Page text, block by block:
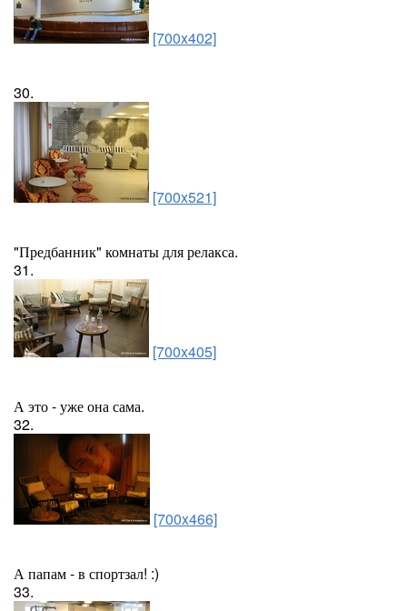
[700x402]
30.
[700x521]
"Предбанник" комнаты для релакса.
31.
[700x405]
А это - уже она сама.
32.
[700x466]
А папам - в спортзал! :)
33.